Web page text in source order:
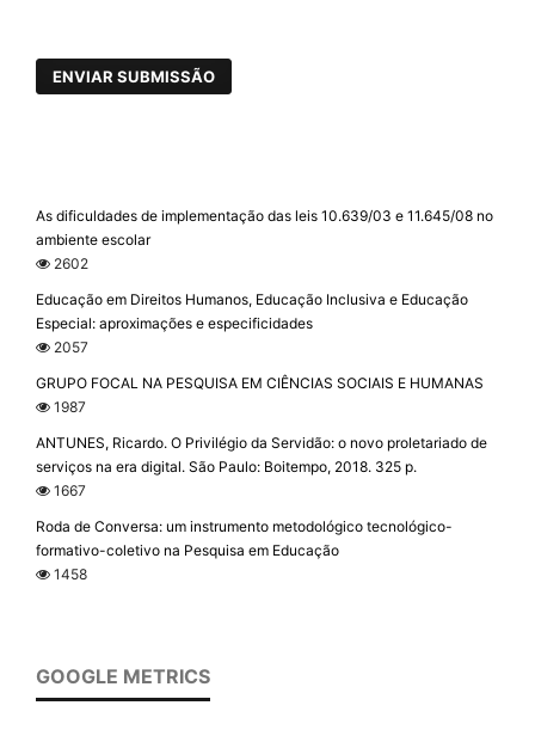
ENVIAR SUBMISSÃO
As dificuldades de implementação das leis 10.639/03 e 11.645/08 no
ambiente escolar
2602
Educação em Direitos Humanos, Educação Inclusiva e Educação
Especial: aproximações e especificidades
2057
GRUPO FOCAL NA PESQUISA EM CIÊNCIAS SOCIAIS E HUMANAS
1987
ANTUNES, Ricardo. O Privilégio da Servidão: o novo proletariado de
serviços na era digital. São Paulo: Boitempo, 2018. 325 p.
1667
Roda de Conversa: um instrumento metodológico tecnológico-
formativo-coletivo na Pesquisa em Educação
1458
GOOGLE METRICS